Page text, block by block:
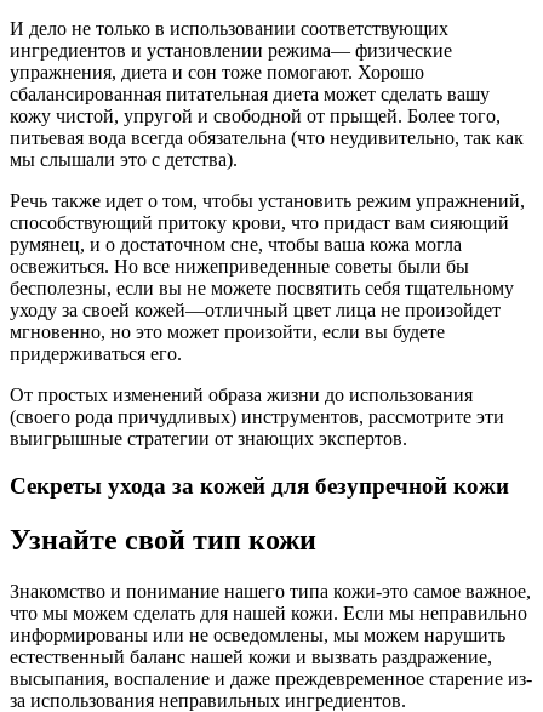
И дело не только в использовании соответствующих
ингредиентов и установлении режима— физические
упражнения, диета и сон тоже помогают. Хорошо
сбалансированная питательная диета может сделать вашу
кожу чистой, упругой и свободной от прыщей. Более того,
питьевая вода всегда обязательна (что неудивительно, так как
мы слышали это с детства).
Речь также идет о том, чтобы установить режим упражнений,
способствующий притоку крови, что придаст вам сияющий
румянец, и о достаточном сне, чтобы ваша кожа могла
освежиться. Но все нижеприведенные советы были бы
бесполезны, если вы не можете посвятить себя тщательному
уходу за своей кожей—отличный цвет лица не произойдет
мгновенно, но это может произойти, если вы будете
придерживаться его.
От простых изменений образа жизни до использования
(своего рода причудливых) инструментов, рассмотрите эти
выигрышные стратегии от знающих экспертов.
Секреты ухода за кожей для безупречной кожи
Узнайте свой тип кожи
Знакомство и понимание нашего типа кожи-это самое важное,
что мы можем сделать для нашей кожи. Если мы неправильно
информированы или не осведомлены, мы можем нарушить
естественный баланс нашей кожи и вызвать раздражение,
высыпания, воспаление и даже преждевременное старение из-
за использования неправильных ингредиентов.